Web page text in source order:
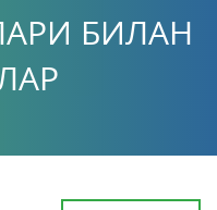
БИЛАН